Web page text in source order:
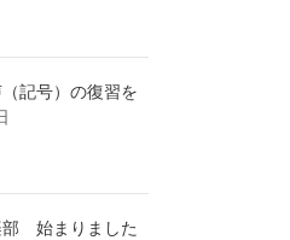
記号）の復習を
部 始まりました